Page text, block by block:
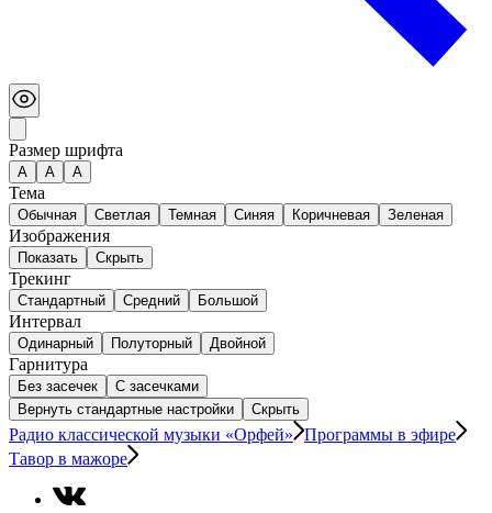
Размер шрифта
А A A
Тема
Обычная Светлая Темная Синяя Коричневая Зеленая
Изображения
Показать Скрыть
Трекинг
Стандартный Средний Большой
Интервал
Одинарный Полуторный Двойной
Гарнитура
Без засечек
С засечками
Вернуть стандартные настройки
Скрыть
Радио классической музыки «Орфей»
Программы в эфире
Тавор в мажоре